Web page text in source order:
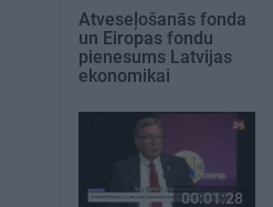
Atveseļošanās fonda
un Eiropas fondu
pienesums Latvijas
ekonomikai
00:01:28